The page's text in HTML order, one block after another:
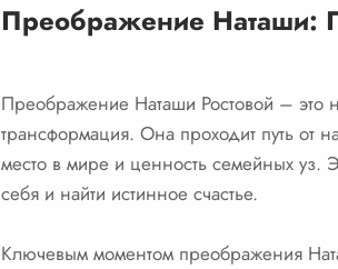
Преображение Наташи:
Преображение Наташи Ростовой – это
трансформация. Она проходит путь
место в мире и ценность семейных уз.
себя и найти истинное счастье.
Ключевым моментом преображения